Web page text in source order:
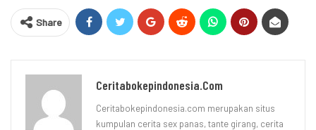
Share
Ceritabokepindonesia.com
Ceritabokepindonesia.com merupakan situs
kumpulan cerita sex panas, tante girang, cerita